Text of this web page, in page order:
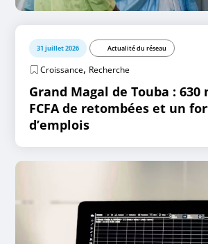
31 juillet 2026 Actualité du réseau
Croissance, Recherche
Grand Magal de Touba :
FCFA de retombées et un
d’emplois